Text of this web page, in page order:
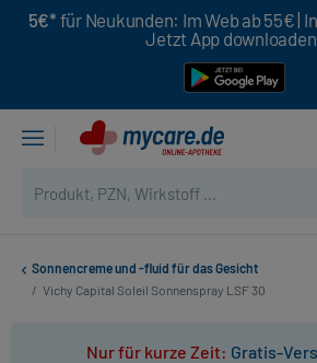
5€* für Neukunden: Im Web ab 55€ |
Jetzt App downloaden
Sonnencreme und -fluid für das Gesicht
/ Vichy Capital Soleil Sonnenspray LSF 30
Nur für kurze Zeit: Gratis-